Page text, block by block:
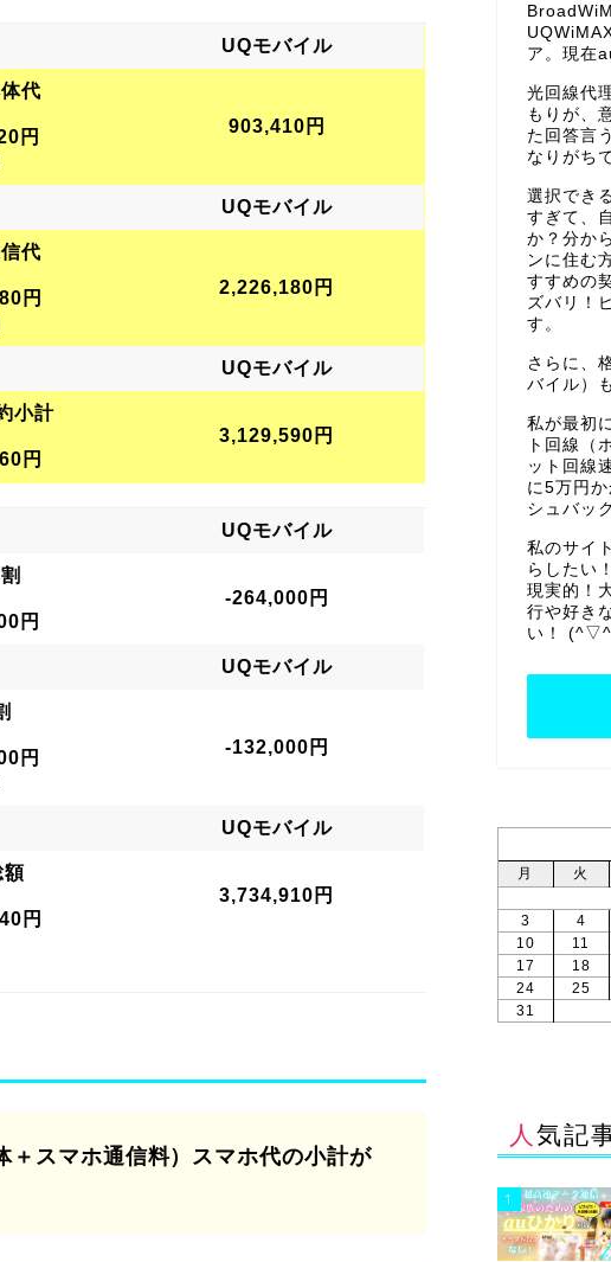
UQモバイル
代
円
903,410円
UQモバイル
代
円
2,226,180円
UQモバイル
小計
円
3,129,590円
UQモバイル
円
-264,000円
UQモバイル
円
-132,000円
UQモバイル
額
円
3,734,910円
＋スマホ通信料）スマホ代の小計が
ア。現在
光回線代
もりが、
た回答言
なりがち
選択でき
すぎて、
か？分か
ンに住む
すすめの
ズバリ！
す。
さらに、
バイル）
私が最初
ト回線（
ット回線
に5万円
シュバッ
私のサイ
らしたい！
現実的！
行や好き
い！
月
火
3
4
10
11
17
18
24
25
31
人気
1